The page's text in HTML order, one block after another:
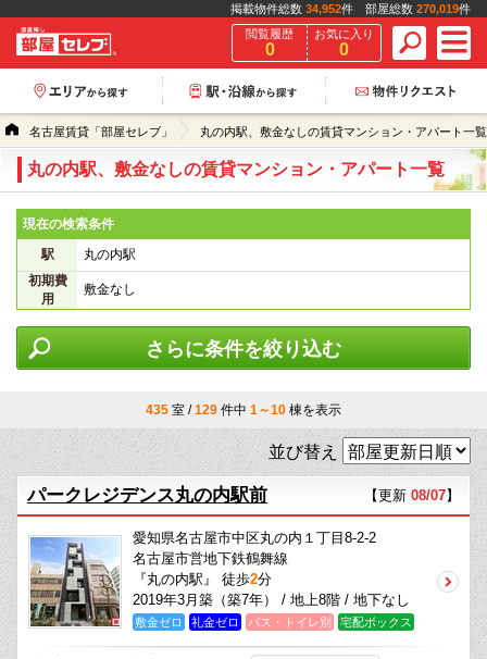
掲載物件総数 34,952件 部屋総数 270,019件
閲覧履歴
0
お気に入り
0
名古屋賃貸「部屋セレブ」 丸の内駅、敷金なしの賃貸マンション・アパート一覧
丸の内駅、敷金なしの賃貸マンション・アパート一覧
現在の検索条件
駅
丸の内駅
初期費
用
敷金なし
さらに条件を絞り込む
435 室 /129 件中 1～10 棟を表示
並び替え
パークレジデンス丸の内駅前 【更新 08/07】
愛知県名古屋市中区丸の内１丁目8-2-2
名古屋市営地下鉄鶴舞線
『丸の内駅』 徒歩2分
2019年3月築（築7年） / 地上8階 / 地下なし
敷金ゼロ 礼金ゼロ バス・トイレ別 宅配ボックス